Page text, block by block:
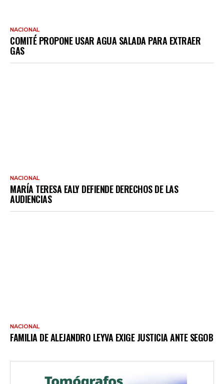
NACIONAL
COMITÉ PROPONE USAR AGUA SALADA PARA EXTRAER
GAS
NACIONAL
MARÍA TERESA EALY DEFIENDE DERECHOS DE LAS
AUDIENCIAS
NACIONAL
FAMILIA DE ALEJANDRO LEYVA EXIGE JUSTICIA ANTE SEGOB